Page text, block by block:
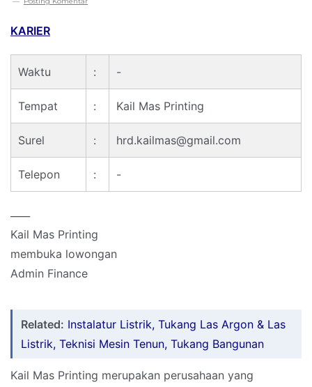
KARIER
Waktu : -
Tempat : Kail Mas Printing
Surel : hrd.kailmas@gmail.com
Telepon : -
Kail Mas Printing
membuka lowongan
Admin Finance
Related: Instalatur Listrik, Tukang Las Argon & Las
Listrik, Teknisi Mesin Tenun, Tukang Bangunan
Kail Mas Printing merupakan perusahaan yang